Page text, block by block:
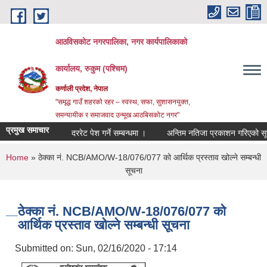
Skip to main content
आठविसकोट नगरपालिका, नगर कार्यपालिकाको
कार्यालय, रुकुम (पश्चिम)
कर्णाली प्रदेश, नेपाल
"समृद्ध गाउँ शहरको रहर – स्वस्थ, सफा, सुशासनयुक्त,
समन्यायीक र समाजवाद उन्मूख आठबिसकोट नगर"
प्रमुख समाचार दररेट पेश गर्ने सम्बन्धमा । अन्तिम नतिजा प्रकाशन गरिएको सूचना ।
You are here
Home » ठेक्का नं. NCB/AMO/W-18/076/077 को आर्थिक प्रस्ताव खोल्ने सम्बन्धी
सूचना
ठेक्का नं. NCB/AMO/W-18/076/077 को
आर्थिक प्रस्ताव खोल्ने सम्बन्धी सूचना
Submitted on: Sun, 02/16/2020 - 17:14